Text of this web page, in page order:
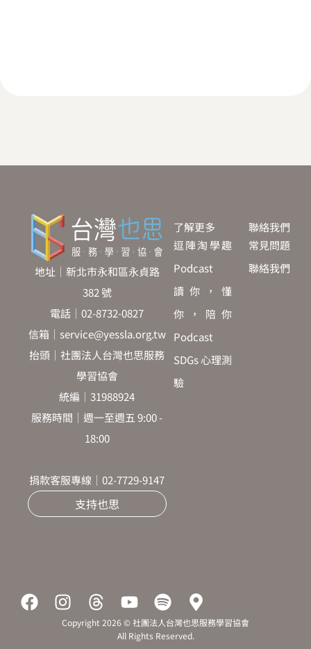
了解更多
逗陣淘學趣
Podcast
讀你，懂
你，陪你
Podcast
SDGs 心理測
驗
地址｜新北市永和區永貞路
382 號
電話｜02-8732-0827
信箱｜service@yessla.org.tw
抬頭｜社團法人台灣也思服務
學習協會
統編｜31988924
服務時間｜週一至週五 9:00 -
18:00
捐款客服專線｜02-7729-9147
支持也思
聯絡我們
常見問題
聯絡我們
F
a
I
n
T
h
Y
o
u
S
p
o
M
a
Copyright 2026 © 社團法人台灣也思服務學習協會
All Rights Reserved.